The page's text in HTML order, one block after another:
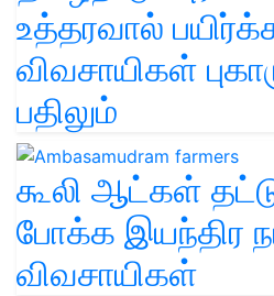
உத்தரவால்
விவசாயிகள்
பதிலும்
கூலி ஆட்கள்
போக்க இயந்திர
விவசாயிகள்